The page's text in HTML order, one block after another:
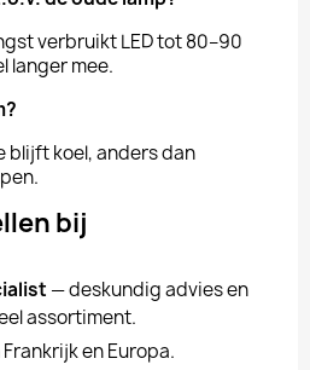
verbruikt LED tot 80–90
langer mee.
blijft koel, anders dan
bij
— deskundig advies en
assortiment.
Frankrijk en Europa.